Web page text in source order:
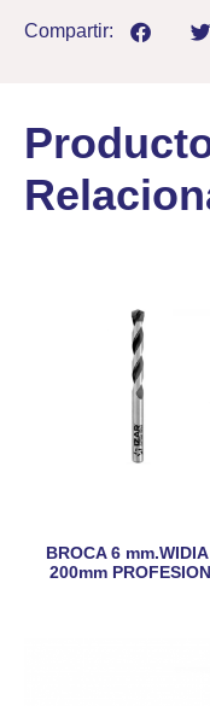
Compartir:
BROCA 6
200mm